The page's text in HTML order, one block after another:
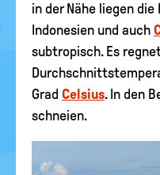
in der Nähe liegen die
Indonesien und auch
subtropisch. Es
Grad Celsius. In den
schneien.